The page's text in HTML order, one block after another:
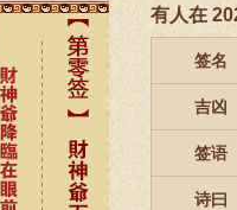
有人在
签名
吉凶
签语
诗曰